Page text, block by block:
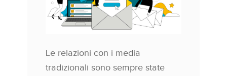
Le relazioni con i media
tradizionali sono sempre state